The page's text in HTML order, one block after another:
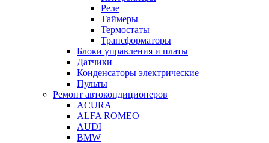
Реле
Таймеры
Термостаты
Трансформаторы
Блоки управления и платы
Датчики
Конденсаторы электрические
Пульты
Ремонт автокондиционеров
ACURA
ALFA ROMEO
AUDI
BMW